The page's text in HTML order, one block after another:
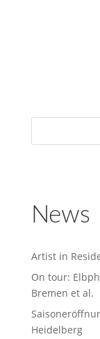
News
Artist in
On tour:
Bremen et al.
Heidelberg